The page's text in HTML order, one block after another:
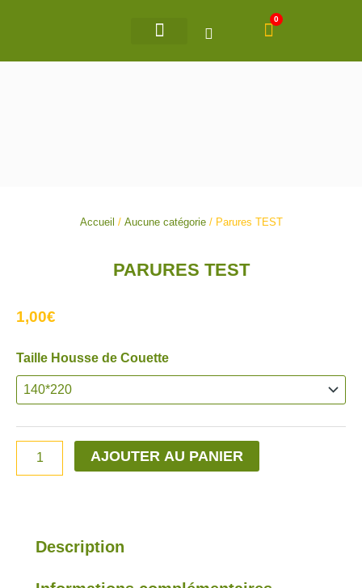
0
Panier
Accueil / Aucune catégorie/ Parures TEST
PARURES TEST
1,00€
Taille Housse de Couette
quantité
de
Parures
AJOUTER AU PANIER
Description